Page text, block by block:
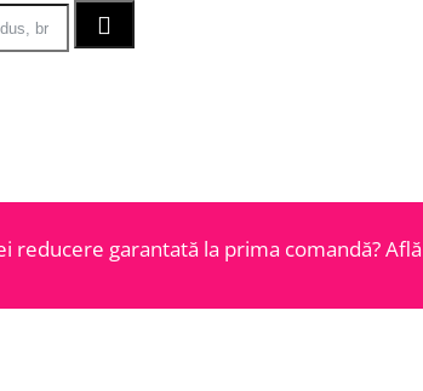
reducere garantată la prima comandă?